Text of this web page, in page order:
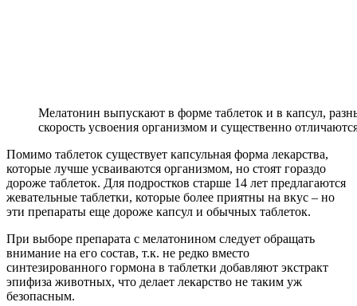
Мелатонин выпускают в форме таблеток и в капсул,
скорость усвоения организмом и существенно
Помимо таблеток существует капсульная форма лекарства,
которые лучше усваиваются организмом, но стоят гораздо
дороже таблеток. Для подростков старше 14 лет предлагаются
жевательные таблетки, которые более приятны на вкус – но
эти препараты еще дороже капсул и обычных таблеток.
При выборе препарата с мелатонином следует обращать
внимание на его состав, т.к. не редко вместо
синтезированного гормона в таблетки добавляют экстракт
эпифиза животных, что делает лекарство не таким уж
безопасным.